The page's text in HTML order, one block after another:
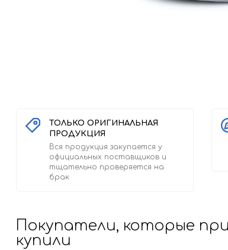
ТОЛЬКО ОРИГИНАЛЬНАЯ
ПРОДУКЦИЯ
Вся продукция закупается у
официальных поставщиков и
тщательно проверяется на
брак
Покупатели, которые
купили